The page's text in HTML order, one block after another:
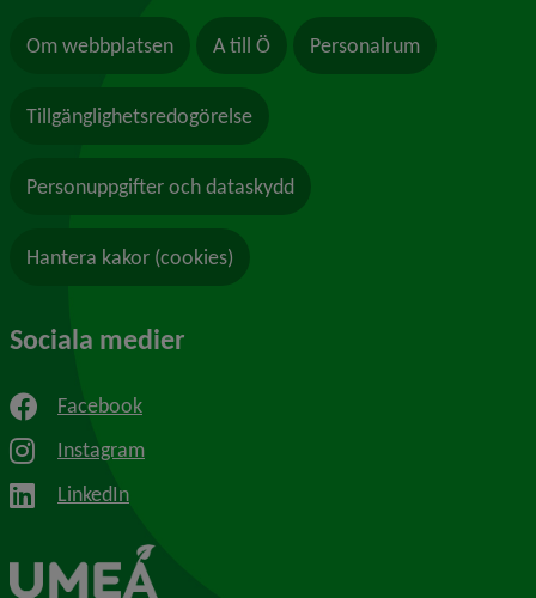
Om webbplatsen A till Ö Personalrum
Tillgänglighetsredogörelse
Personuppgifter och dataskydd
Hantera kakor (cookies)
Sociala medier
Facebook
Instagram
LinkedIn